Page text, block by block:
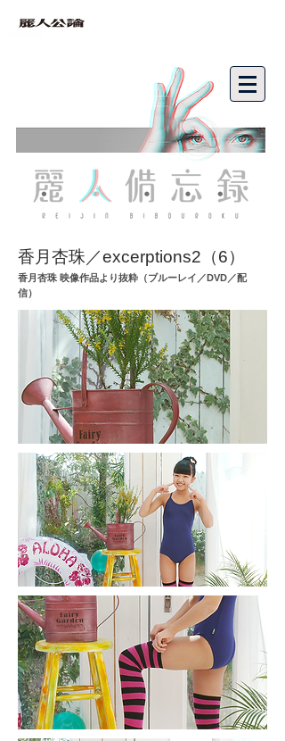
香月杏珠／excerptions2（6）
香月杏珠 映像作品より抜粋（ブルーレイ／DVD／配
信）